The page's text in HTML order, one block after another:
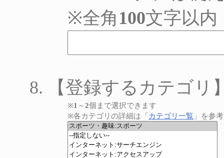
※全角 100文字以内
【登録するカテゴリ
※1 ～2個まで選択できます
※各カテゴリの詳細は「 カテゴリ一覧 」を参